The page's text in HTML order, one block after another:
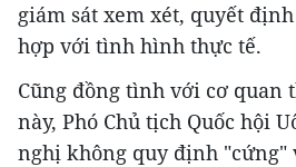
giám sát xem xét, quyết
hợp với tình hình thực tế.
Cũng đồng tình với cơ quan
này, Phó Chủ tịch Quốc hội
nghị không quy định "cứng"